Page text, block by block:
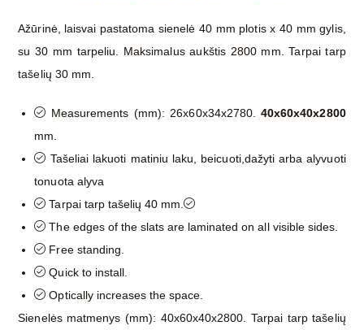
Ažūrinė, laisvai pastatoma sienelė 40 mm plotis x 40 mm gylis,
su 30 mm tarpeliu. Maksimalus aukštis 2800 mm. Tarpai tarp
tašelių 30 mm.
Measurements (mm): 26x60x34x2780.40x60x40x2800
mm.
Tašeliai lakuoti matiniu laku, beicuoti,dažyti arba alyvuoti
tonuota alyva
Tarpai tarp tašelių 40 mm.
The edges of the slats are laminated on all visible sides.
Free standing.
Quick to install.
Optically increases the space.
Sienelės matmenys (mm): 40x60x40x2800. Tarpai tarp tašelių